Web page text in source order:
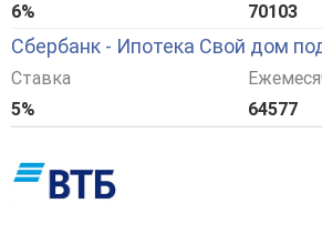
6%
70103
Сбербанк - Ипотека Свой дом
Ставка
5%
64577